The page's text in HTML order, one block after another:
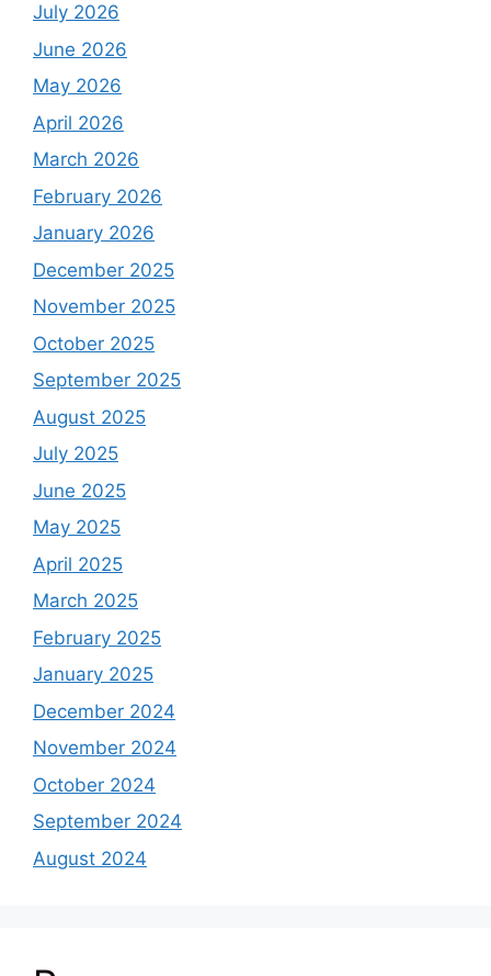
July 2026
June 2026
May 2026
April 2026
March 2026
February 2026
January 2026
December 2025
November 2025
October 2025
September 2025
August 2025
July 2025
June 2025
May 2025
April 2025
March 2025
February 2025
January 2025
December 2024
November 2024
October 2024
September 2024
August 2024